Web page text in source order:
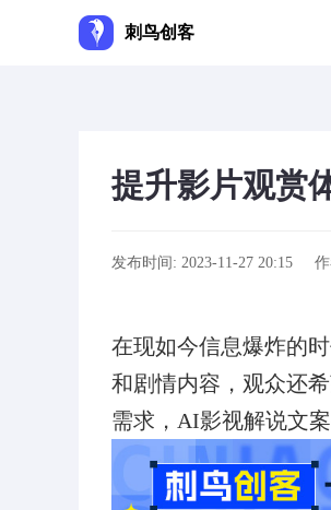
刺鸟创客
提升影片观赏
发布时间: 2023-11-27 20:15
在现如今信息爆炸的
和剧情内容，观众还
需求，AI影视解说文